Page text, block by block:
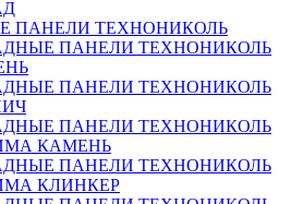
ПАНЕЛИ ТЕХНОНИКОЛЬ
ПАНЕЛИ ТЕХНОНИКОЛЬ
ПАНЕЛИ ТЕХНОНИКОЛЬ
ПАНЕЛИ ТЕХНОНИКОЛЬ
КАМЕНЬ
ПАНЕЛИ ТЕХНОНИКОЛЬ
КЛИНКЕР